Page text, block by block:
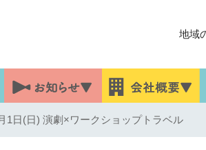
地域
1日(日) 演劇×ワークショップトラベル